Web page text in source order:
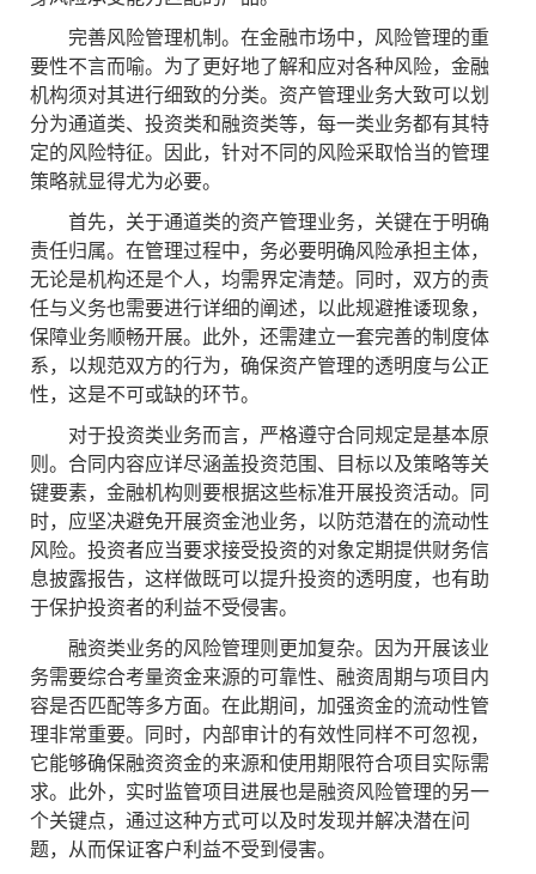
完善风险管理机制。在金融市场中，风险管理的重
要性不言而喻。为了更好地了解和应对各种风险，金融
机构须对其进行细致的分类。资产管理业务大致可以划
分为通道类、投资类和融资类等，每一类业务都有其特
定的风险特征。因此，针对不同的风险采取恰当的管理
策略就显得尤为必要。
首先，关于通道类的资产管理业务，关键在于明确
责任归属。在管理过程中，务必要明确风险承担主体，
无论是机构还是个人，均需界定清楚。同时，双方的责
任与义务也需要进行详细的阐述，以此规避推诿现象，
保障业务顺畅开展。此外，还需建立一套完善的制度体
系，以规范双方的行为，确保资产管理的透明度与公正
性，这是不可或缺的环节。
对于投资类业务而言，严格遵守合同规定是基本原
则。合同内容应详尽涵盖投资范围、目标以及策略等关
键要素，金融机构则要根据这些标准开展投资活动。同
时，应坚决避免开展资金池业务，以防范潜在的流动性
风险。投资者应当要求接受投资的对象定期提供财务信
息披露报告，这样做既可以提升投资的透明度，也有助
于保护投资者的利益不受侵害。
融资类业务的风险管理则更加复杂。因为开展该业
务需要综合考量资金来源的可靠性、融资周期与项目内
容是否匹配等多方面。在此期间，加强资金的流动性管
理非常重要。同时，内部审计的有效性同样不可忽视，
它能够确保融资资金的来源和使用期限符合项目实际需
求。此外，实时监管项目进展也是融资风险管理的另一
个关键点，通过这种方式可以及时发现并解决潜在问
题，从而保证客户利益不受到侵害。